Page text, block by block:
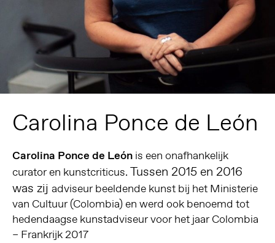
Carolina Ponce de León
Carolina Ponce de Leónis een onafhankelijk
curator en kunstcriticus. Tussen 2015 en 2016
was zij adviseur beeldende kunst bij het Ministerie
van Cultuur (Colombia) en werd ook benoemd tot
hedendaagse kunstadviseur voor het jaar Colombia
– Frankrijk 2017